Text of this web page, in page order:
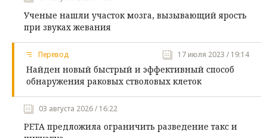
Ученые нашли участок мозга, вызывающий ярость
при звуках жевания
Перевод 17 июля 2023 / 19:14
Найден новый быстрый и эффективный способ
обнаружения раковых стволовых клеток
03 августа 2026 / 16:22
PETA предложила ограничить разведение такс и